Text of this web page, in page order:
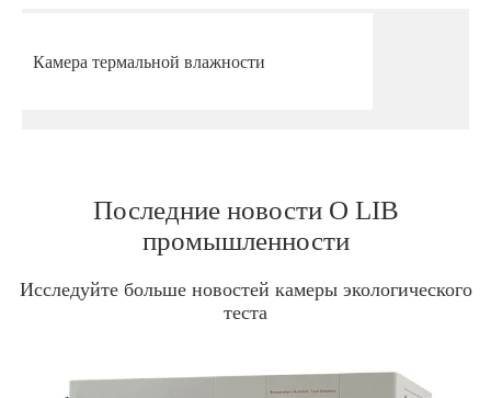
Камера термальной влажности
Последние новости О LIB
промышленности
Исследуйте больше новостей камеры экологического
теста